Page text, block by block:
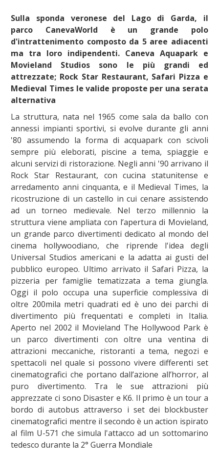
Sulla sponda veronese del Lago di Garda, il
parco CanevaWorld è un grande polo
d'intrattenimento composto da 5 aree adiacenti
ma tra loro indipendenti. Caneva Aquapark e
Movieland Studios sono le più grandi ed
attrezzate; Rock Star Restaurant, Safari Pizza e
Medieval Times le valide proposte per una serata
alternativa
La struttura, nata nel 1965 come sala da ballo con
annessi impianti sportivi, si evolve durante gli anni
'80 assumendo la forma di acquapark con scivoli
sempre più eleborati, piscine a tema, spiaggie e
alcuni servizi di ristorazione. Negli anni '90 arrivano il
Rock Star Restaurant, con cucina statunitense e
arredamento anni cinquanta, e il Medieval Times, la
ricostruzione di un castello in cui cenare assistendo
ad un torneo medievale. Nel terzo millennio la
struttura viene ampliata con l’apertura di Movieland,
un grande parco divertimenti dedicato al mondo del
cinema hollywoodiano, che riprende l'idea degli
Universal Studios americani e la adatta ai gusti del
pubblico europeo. Ultimo arrivato il Safari Pizza, la
pizzeria per famiglie tematizzata a tema giungla.
Oggi il polo occupa una superficie complessiva di
oltre 200mila metri quadrati ed è uno dei parchi di
divertimento più frequentati e completi in Italia.
Aperto nel 2002 il Movieland The Hollywood Park è
un parco divertimenti con oltre una ventina di
attrazioni meccaniche, ristoranti a tema, negozi e
spettacoli nel quale si possono vivere differenti set
cinematografici che portano dall’azione all’horror, al
puro divertimento. Tra le sue attrazioni più
apprezzate ci sono Disaster e K6. Il primo è un tour a
bordo di autobus attraverso i set dei blockbuster
cinematografici mentre il secondo è un action ispirato
al film U-571 che simula l'attacco ad un sottomarino
tedesco durante la 2° Guerra Mondiale